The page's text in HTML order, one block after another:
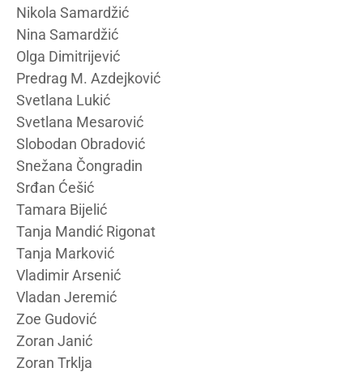
Nikola Samardžić
Nina Samardžić
Olga Dimitrijević
Predrag M. Azdejković
Svetlana Lukić
Svetlana Mesarović
Slobodan Obradović
Snežana Čongradin
Srđan Ćešić
Tamara Bijelić
Tanja Mandić Rigonat
Tanja Marković
Vladimir Arsenić
Vladan Jeremić
Zoe Gudović
Zoran Janić
Zoran Trklja